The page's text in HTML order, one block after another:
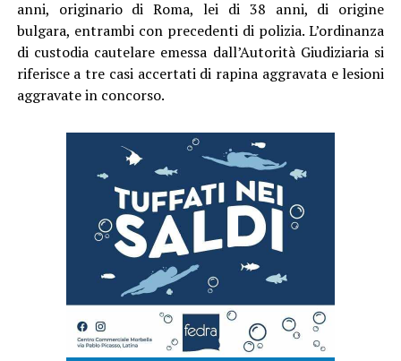
anni, originario di Roma, lei di 38 anni, di origine
bulgara, entrambi con precedenti di polizia. L’ordinanza
di custodia cautelare emessa dall’Autorità Giudiziaria si
riferisce a tre casi accertati di rapina aggravata e lesioni
aggravate in concorso.